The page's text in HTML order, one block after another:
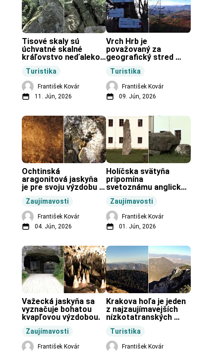
Turistika
Tisové skaly sú
úchvatné skalné
kráľovstvo neďaleko
František Kovár
11. Jún, 2026
Turistika
Vrch Hrb je
považovaný za
geografický stred
František Kovár
09. Jún, 2026
Zaujímavosti
Ochtinská
aragonitová jaskyňa
je pre svoju výzdobu
vo svete.
František Kovár
04. Jún, 2026
Zaujímavosti
Holíčska svätyňa
pripomína
svetoznámu anglickú
František Kovár
01. Jún, 2026
Zaujímavosti
Važecká jaskyňa sa
vyznačuje bohatou
kvapľovou výzdobou.
František Kovár
Turistika
Krakova hoľa je jeden
z najzaujímavejších
nízkotatranských
František Kovár